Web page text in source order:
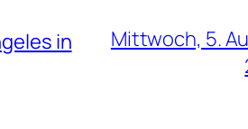
in
Mittwoch, 5.